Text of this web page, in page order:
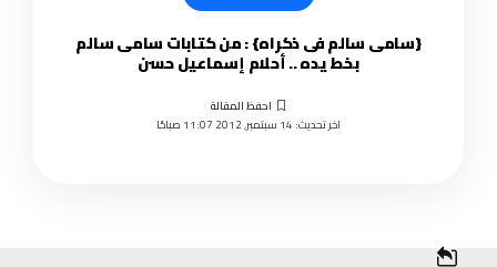
{سامى سالم فى ذكراه} : من كتابات سامى سالم
بخط يده .. أحلام إسماعيل حسن
اخر تحديث: 14 سبتمبر, 2012 11:07 صباحًا